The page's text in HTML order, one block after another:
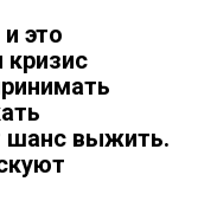
это
кризис
шанс выжить.